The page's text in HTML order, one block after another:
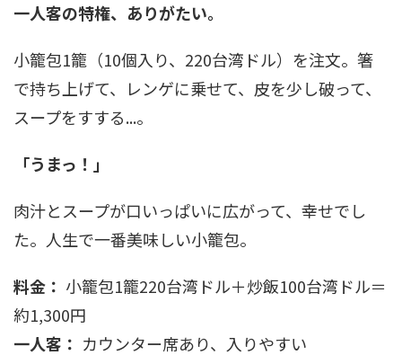
一人客の特権、ありがたい。
小籠包1籠（10個入り、220台湾ドル）を注文。箸
で持ち上げて、レンゲに乗せて、皮を少し破って、
スープをすする...。
「うまっ！」
肉汁とスープが口いっぱいに広がって、幸せでし
た。人生で一番美味しい小籠包。
料金： 小籠包1籠220台湾ドル＋炒飯100台湾ドル＝
約1,300円
一人客： カウンター席あり、入りやすい